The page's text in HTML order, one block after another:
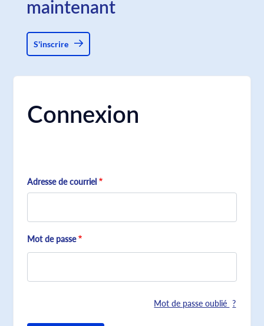
Connexion
Adresse de courriel
Mot de passe
Mot de passe oublié
maintenant
S'inscrire